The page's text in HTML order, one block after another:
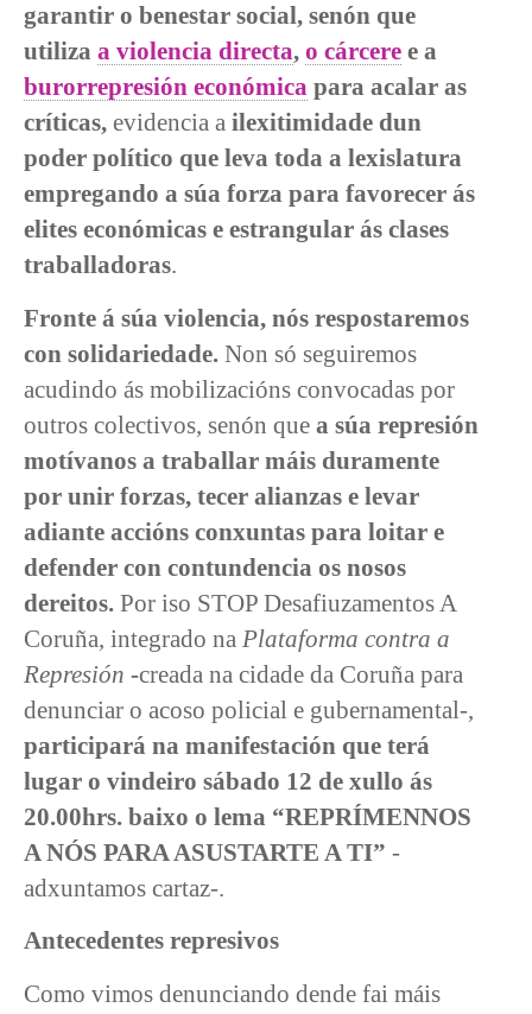
garantir o benestar social, senón que
utiliza a violencia directa, o cárcere e a
burorrepresión económica para acalar as
críticas, evidencia a ilexitimidade dun
poder político que leva toda a lexislatura
empregando a súa forza para favorecer ás
elites económicas e estrangular ás clases
traballadoras.
Fronte á súa violencia, nós respostaremos
con solidariedade. Non só seguiremos
acudindo ás mobilizacións convocadas por
outros colectivos, senón que a súa represión
motívanos a traballar máis duramente
por unir forzas, tecer alianzas e levar
adiante accións conxuntas para loitar e
defender con contundencia os nosos
dereitos. Por iso STOP Desafiuzamentos A
Coruña, integrado na Plataforma contra a
Represión -creada na cidade da Coruña para
denunciar o acoso policial e gubernamental-,
participará na manifestación que terá
lugar o vindeiro sábado 12 de xullo ás
20.00hrs. baixo o lema “REPRÍMENNOS
A NÓS PARA ASUSTARTE A TI” -
adxuntamos cartaz-.
Antecedentes represivos
Como vimos denunciando dende fai máis